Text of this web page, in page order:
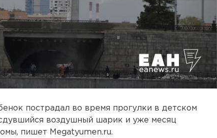
пострадал во время прогулки в детском
воздушный шарик и уже месяц
пишет Megatyumen.ru.